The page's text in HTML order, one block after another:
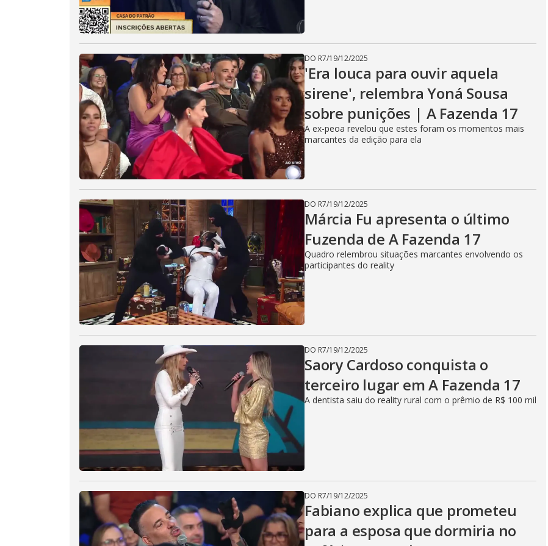
DO R7/19/12/2025
'Era louca para ouvir aquela
sirene', relembra Yoná Sousa
sobre punições | A Fazenda 17
A ex-peoa revelou que estes foram os momentos mais
marcantes da edição para ela
DO R7/19/12/2025
Márcia Fu apresenta o último
Fuzenda de A Fazenda 17
Quadro relembrou situações marcantes envolvendo os
participantes do reality
DO R7/19/12/2025
Saory Cardoso conquista o
terceiro lugar em A Fazenda 17
A dentista saiu do reality rural com o prêmio de R$ 100 mil
DO R7/19/12/2025
Fabiano explica que prometeu
para a esposa que dormiria no